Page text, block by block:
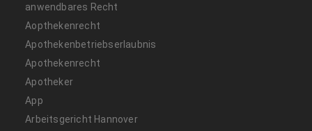
anwendbares Recht
Aopthekenrecht
Apothekenbetriebserlaubnis
Apothekenrecht
Apotheker
App
Arbeitsgericht Hannover